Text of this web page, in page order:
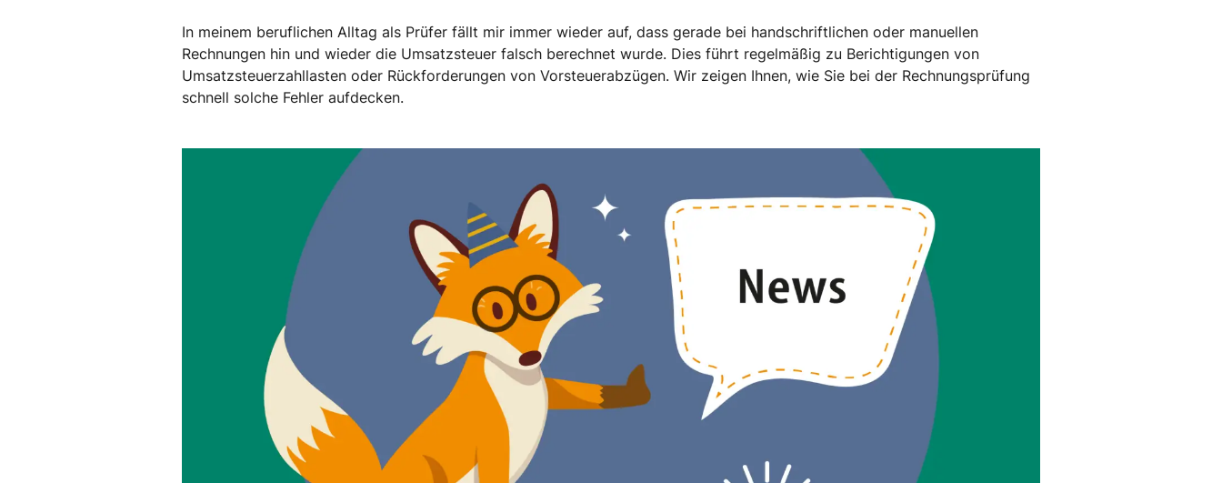
In meinem beruflichen Alltag als Prüfer fällt mir immer wieder auf, dass gerade bei handschriftlichen oder manuellen
Rechnungen hin und wieder die Umsatzsteuer falsch berechnet wurde. Dies führt regelmäßig zu Berichtigungen von
Umsatzsteuerzahllasten oder Rückforderungen von Vorsteuerabzügen. Wir zeigen Ihnen, wie Sie bei der Rechnungsprüfung
schnell solche Fehler aufdecken.